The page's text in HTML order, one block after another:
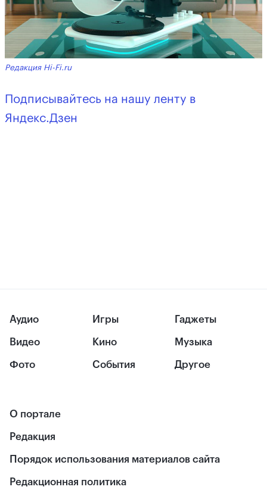
Редакция Hi-Fi.ru
Подписывайтесь на нашу ленту в
Яндекс.Дзен
Аудио
Видео
Фото
Игры
Кино
События
Гаджеты
Музыка
Другое
О портале
Редакция
Порядок использования материалов сайта
Редакционная политика